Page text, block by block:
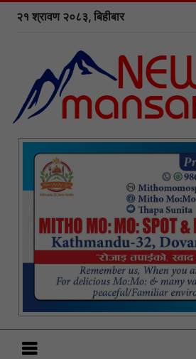
२१ श्रावण २०८३, बिहीबार